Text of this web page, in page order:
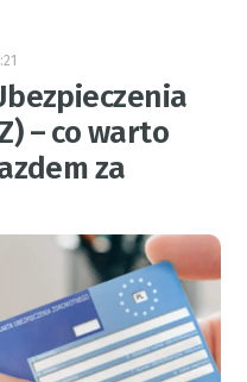
– co warto
za